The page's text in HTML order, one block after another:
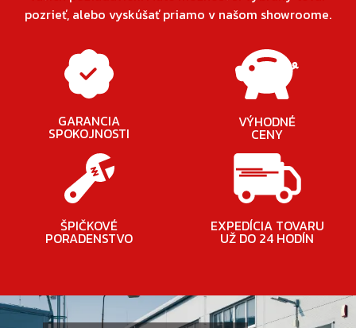
pozrieť, alebo vyskúšať priamo v našom showroome.
GARANCIA
SPOKOJNOSTI
VÝHODNÉ
CENY
ŠPIČKOVÉ
PORADENSTVO
EXPEDÍCIA TOVARU
UŽ DO 24 HODÍN